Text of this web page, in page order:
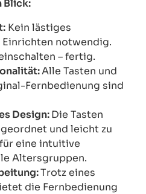
Blick:
Kein lästiges
notwendig.
– fertig.
Alle Tasten und
Fernbedienung sind
Design:Die Tasten
und leicht zu
eine intuitive
Altersgruppen.
Trotz eines
die Fernbedienung